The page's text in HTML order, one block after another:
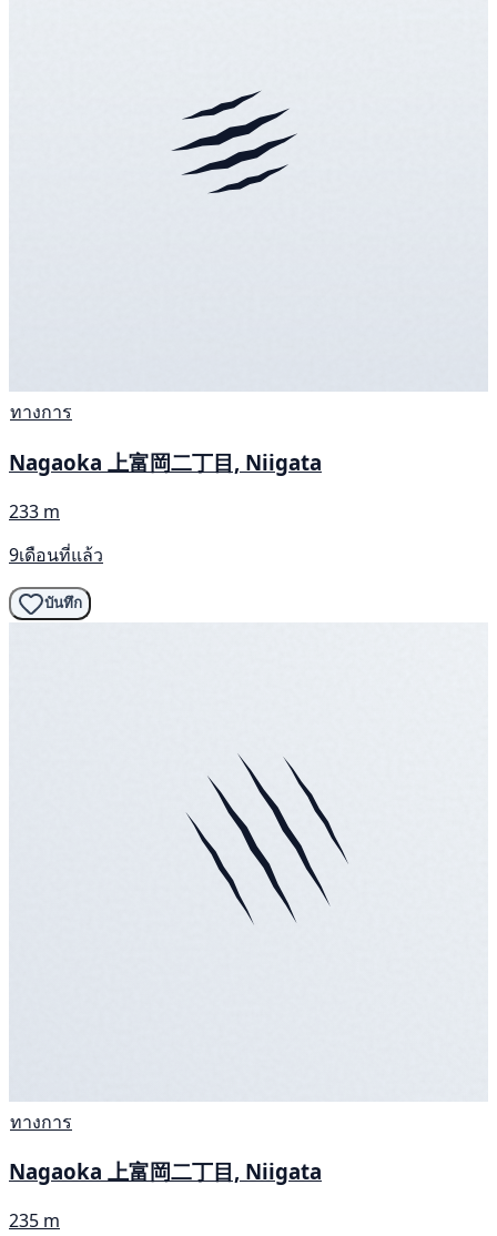
ทางการ
Nagaoka 上富岡二丁目, Niigata
233 m
9เดือนที่แล้ว
บันทึก
ทางการ
Nagaoka 上富岡二丁目, Niigata
235 m